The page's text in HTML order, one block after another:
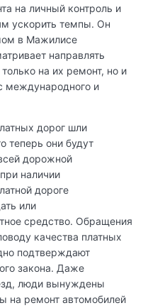
на личный контроль и
ускорить темпы. Он
в Мажилисе
направлять
на их ремонт, но и
международного и
дорог шли
теперь они будут
дорожной
наличии
дороге
или
средство. Обращения
качества платных
подтверждают
закона. Даже
люди вынуждены
на ремонт автомобилей